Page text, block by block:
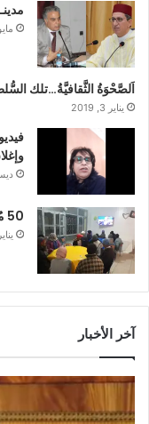
مايو 12,
اَلصَّحْوَةُ الثَّقافيَّةُ…تلك
يناير 3, 2019
50 مُشرّدًا يَسْتَفيدُون من “عملية دفء” بخريبكة
يناير 5, 2019
آخر الأخبار